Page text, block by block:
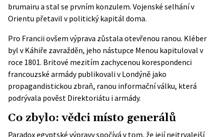
brumairu a stal se prvním konzulem. Vojenské selhání v
Orientu přetavil v politický kapitál doma.
Pro Francii ovšem výprava zůstala otevřenou ranou. Kléber
byl v Káhiře zavražděn, jeho nástupce Menou kapituloval v
roce 1801. Britové mezitím zachycenou korespondenci
francouzské armádypublikovali v Londýně jako
propagandistickou zbraň, ranou informační válku, která
podrývala pověst Direktoriátu i armády.
Co zbylo: vědci místo generálů
Paradox egyptské výpravy spočívá v tom, že její nejtrvalejší